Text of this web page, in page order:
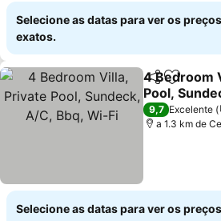
Selecione as datas para ver os preços
exatos.
Partilhar
4 Bedroom
Pool,
Wi-Fi
Ver preços
9,7 Excelente
a 1.3 km de
Selecione as datas para ver os preços